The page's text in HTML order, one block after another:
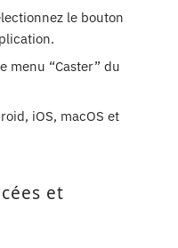
le bouton
menu “Caster” du
iOS, macOS et
et